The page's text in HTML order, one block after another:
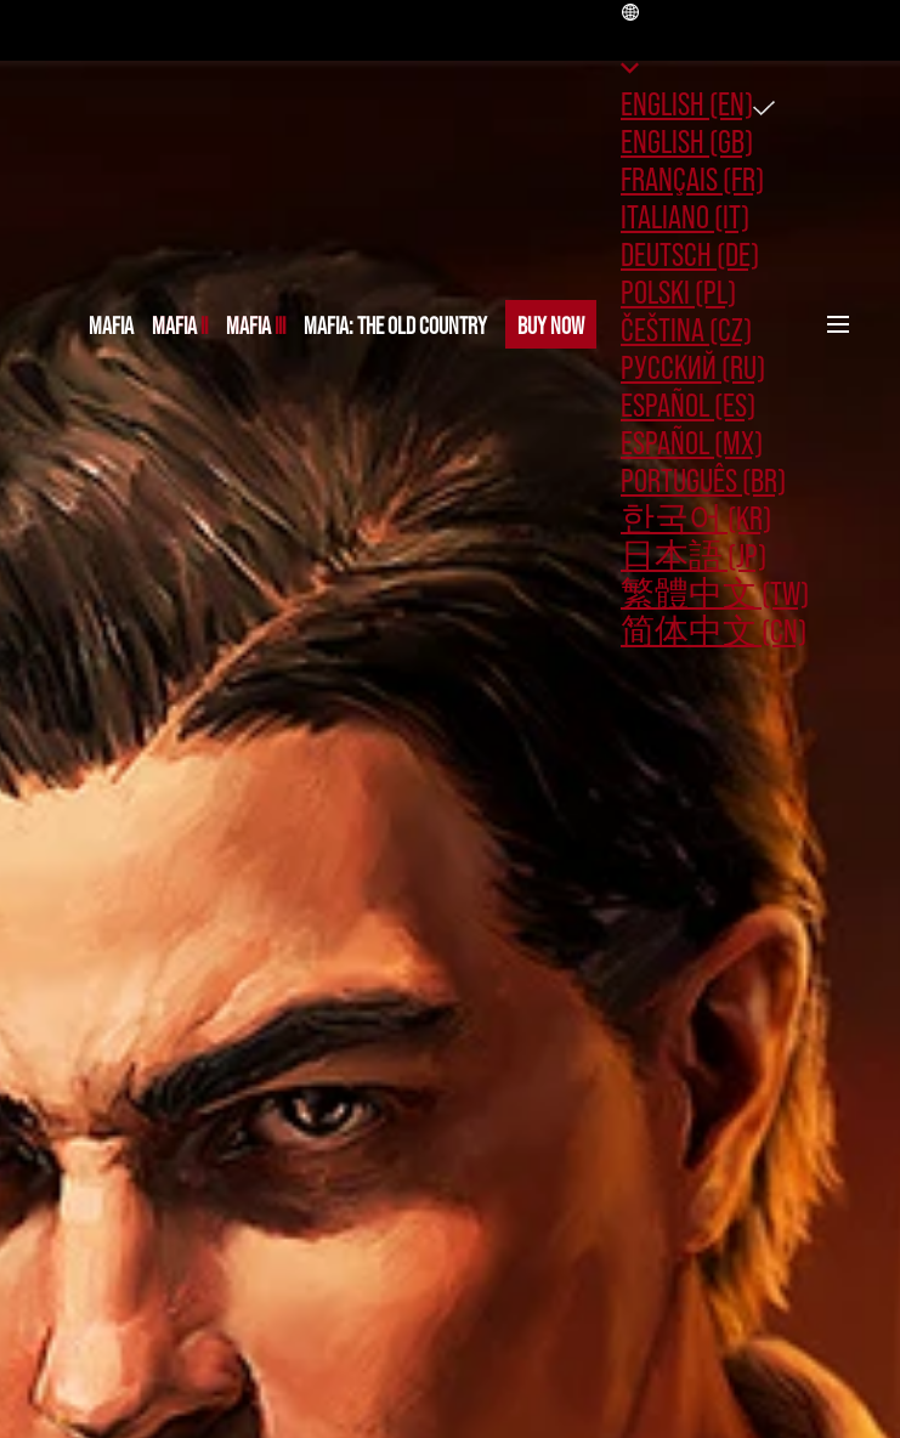
MAFIA MAFIA II MAFIA III MAFIA: THE OLD COUNTRY BUY NOW
ENGLISH (EN)
ENGLISH (GB)
FRANÇAIS (FR)
ITALIANO (IT)
DEUTSCH (DE)
POLSKI (PL)
ČEŠTINA (CZ)
РУССКИЙ (RU)
ESPAÑOL (ES)
ESPAÑOL (MX)
PORTUGUÊS (BR)
한국어 (KR)
日本語 (JP)
繁體中文 (TW)
简体中文 (CN)